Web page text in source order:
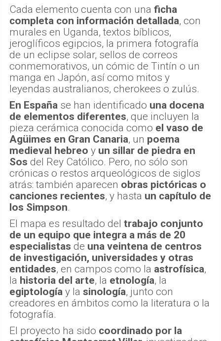
Cada elemento cuenta con una ficha
completa con información detallada, con
murales en Uganda, textos bíblicos,
jeroglíficos egipcios, la primera fotografía
de un eclipse solar, sellos de correos
conmemorativos, un cómic de Tintín o un
manga en Japón, así como mitos y
leyendas australianos, cherokees o zulús.
En España se han identificado una docena
de elementos diferentes, que incluyen la
pieza cerámica conocida como el vaso de
Agüimes en Gran Canaria, un poema
medieval hebreo y un sillar de piedra en
Sos del Rey Católico. Pero, no sólo son
crónicas o restos arqueológicos de siglos
atrás: también aparecen obras pictóricas o
canciones recientes, y hasta un capítulo de
los Simpson.
El mapa es resultado del trabajo conjunto
de un equipo que integra a más de 20
especialistas de una veintena de centros
de investigación, universidades y otras
entidades, en campos como la astrofísica,
la historia del arte, la etnología, la
egiptología y la sinología, junto con
creadores en ámbitos como la literatura o la
fotografía.
El proyecto ha sido coordinado por la